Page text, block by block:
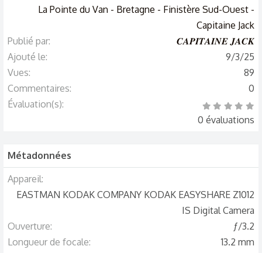
La Pointe du Van - Bretagne - Finistère Sud-Ouest -
Capitaine Jack
Publié par
𝑪𝑨𝑷𝑰𝑻𝑨𝑰𝑵𝑬 𝑱𝑨𝑪𝑲
Ajouté le
9/3/25
Vues
89
Commentaires
0
Évaluation(s)
e
0 évaluations
Métadonnées
Appareil
EASTMAN KODAK COMPANY KODAK EASYSHARE Z1012
IS Digital Camera
Ouverture
ƒ/3.2
Longueur de focale
13.2 mm